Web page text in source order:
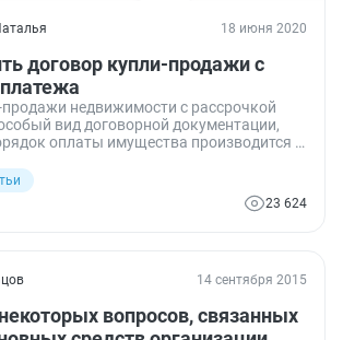
18 июня 2020
договор купли-продажи с
недвижимости с рассрочкой
вид договорной документации,
оплаты имущества производится в
частями, размер и срок их
в соглашении.
23 624
14 сентября 2015
вопросов, связанных